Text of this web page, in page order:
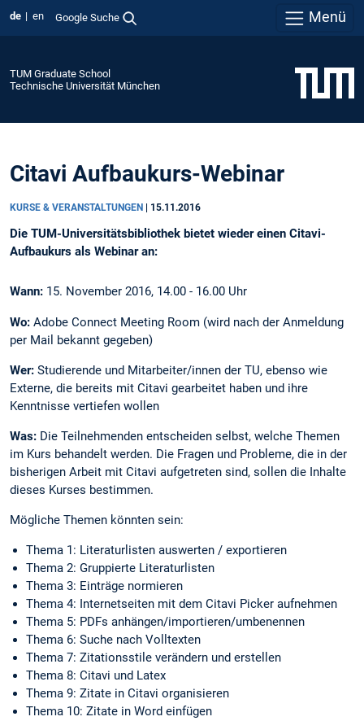
de en Google Suche Menü
TUM Graduate School
Technische Universität München
Citavi Aufbaukurs-Webinar
KURSE & VERANSTALTUNGEN 15.11.2016
Die TUM-Universitätsbibliothek bietet wieder einen Citavi-
Aufbaukurs als Webinar an:
Wann: 15. November 2016, 14.00 - 16.00 Uhr
Wo: Adobe Connect Meeting Room (wird nach der Anmeldung
per Mail bekannt gegeben)
Wer: Studierende und Mitarbeiter/innen der TU, ebenso wie
Externe, die bereits mit Citavi gearbeitet haben und ihre
Kenntnisse vertiefen wollen
Was: Die Teilnehmenden entscheiden selbst, welche Themen
im Kurs behandelt werden. Die Fragen und Probleme, die in der
bisherigen Arbeit mit Citavi aufgetreten sind, sollen die Inhalte
dieses Kurses bestimmen.
Mögliche Themen könnten sein:
Thema 1: Literaturlisten auswerten / exportieren
Thema 2: Gruppierte Literaturlisten
Thema 3: Einträge normieren
Thema 4: Internetseiten mit dem Citavi Picker aufnehmen
Thema 5: PDFs anhängen/importieren/umbenennen
Thema 6: Suche nach Volltexten
Thema 7: Zitationsstile verändern und erstellen
Thema 8: Citavi und Latex
Thema 9: Zitate in Citavi organisieren
Thema 10: Zitate in Word einfügen